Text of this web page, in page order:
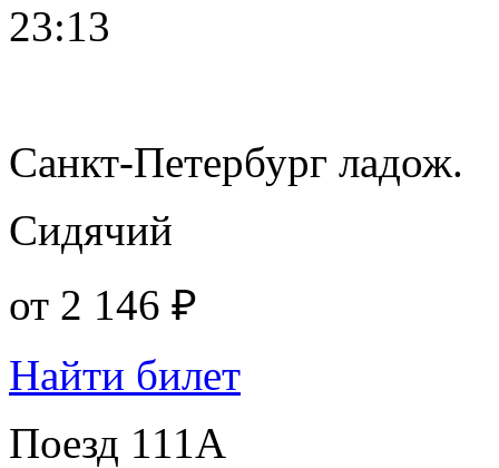
23:13
Санкт-Петербург ладож.
Сидячий
от 2 146 ₽
Найти билет
Поезд 111А